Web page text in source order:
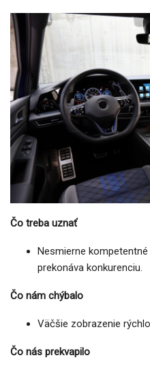
Čo treba uznať
Nesmierne
prekonáva konkurenciu.
Čo nám chýbalo
Väčšie zobrazenie
Čo nás prekvapilo